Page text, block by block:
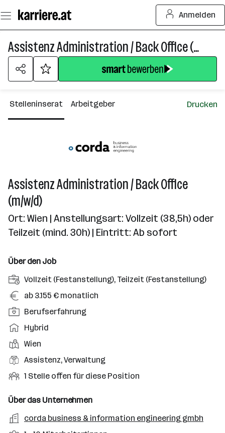
Seiteninhalt
springen
Anmelden
Assistenz Administration / Back Office (m/w/d)
Stelleninserat Arbeitgeber Drucken
Assistenz Administration / Back Office
(m/w/d)
Ort: Wien | Anstellungsart: Vollzeit (38,5h) oder
Teilzeit (mind. 30h) | Eintritt: Ab sofort
Über den Job
A
n
t
e
l
u
n
s
r
Vollzeit (Festanstellung), Teilzeit (Festanstellung)
G
e
h
a
l
t
ab 3.155 € monatlich
P
o
i
t
i
n
e
Berufserfahrung
A
r
b
e
i
s
m
o
Hybrid
D
i
n
t
o
Wien
B
e
u
s
Assistenz, Verwaltung
O
f
n
1 Stelle offen für diese Position
Über das Unternehmen
A
r
corda business & information engineering gmbh